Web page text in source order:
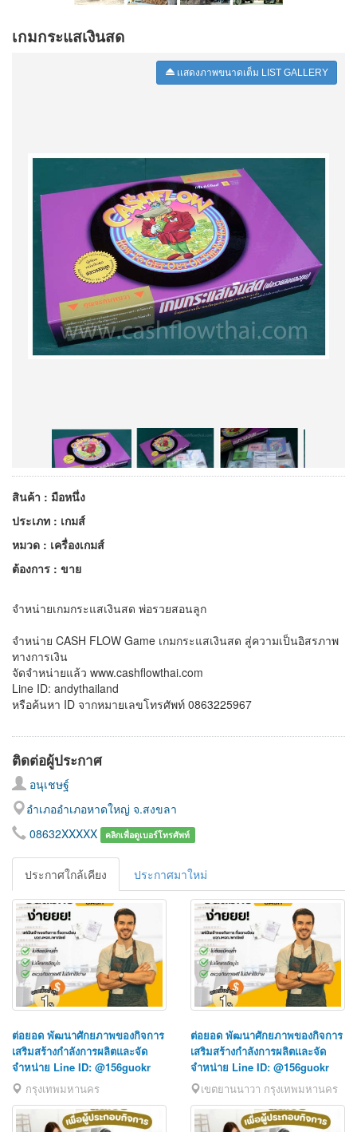
เกมกระแสเงินสด
เเสดงภาพขนาดเต็ม LIST GALLERY
สินค้า : มือหนึ่ง
ประเภท : เกมส์
หมวด : เครื่องเกมส์
ต้องการ : ขาย
จำหน่ายเกมกระแสเงินสด พ่อรวยสอนลูก
จำหน่าย CASH FLOW Game เกมกระแสเงินสด สู่ความเป็นอิสรภาพ
ทางการเงิน
จัดจำหน่ายแล้ว www.cashflowthai.com
Line ID: andythailand
หรือค้นหา ID จากหมายเลขโทรศัพท์ 0863225967
ติดต่อผู้ประกาศ
อนุเชษฐ์
อำเภออำเภอหาดใหญ่ จ.สงขลา
08632XXXXX
คลิกเพื่อดูเบอร์โทรศัพท์
ประกาศใกล้เคียง ประกาศมาใหม่
ต่อยอด พัฒนาศักยภาพของกิจการ
เสริมสร้างกำลังการผลิตและจัด
จำหน่าย Line ID: @156guokr
กรุงเทพมหานคร
ต่อยอด พัฒนาศักยภาพของกิจการ
เสริมสร้างกำลังการผลิตและจัด
จำหน่าย Line ID: @156guokr
เขตยานนาวา กรุงเทพมหานคร